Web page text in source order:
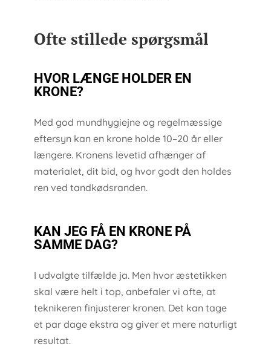
Ofte stillede spørgsmål
HVOR LÆNGE HOLDER EN
KRONE?
Med god mundhygiejne og regelmæssige
eftersyn kan en krone holde 10–20 år eller
længere. Kronens levetid afhænger af
materialet, dit bid, og hvor godt den holdes
ren ved tandkødsranden.
KAN JEG FÅ EN KRONE PÅ
SAMME DAG?
I udvalgte tilfælde ja. Men hvor æstetikken
skal være helt i top, anbefaler vi ofte, at
teknikeren finjusterer kronen. Det kan tage
et par dage ekstra og giver et mere naturligt
resultat.